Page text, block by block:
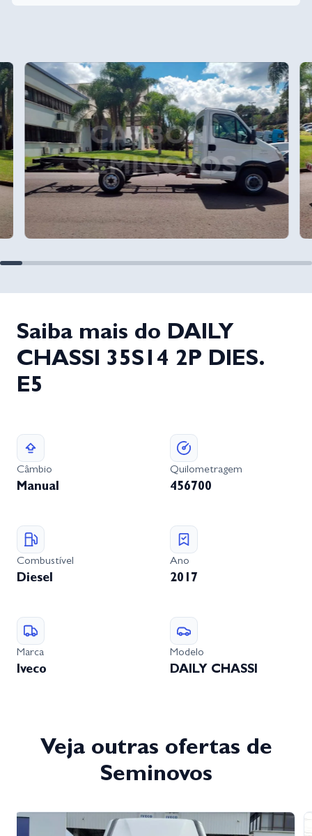
Saiba mais do DAILY
CHASSI 35S14 2P DIES.
E5
Câmbio
Manual
Quilometragem
456700
Combustível
Diesel
Ano
2017
Marca
Iveco
Modelo
DAILY CHASSI
Veja outras ofertas de
Seminovos